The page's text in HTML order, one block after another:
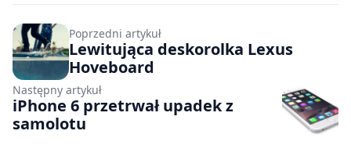
Poprzedni artykuł
Lewitująca deskorolka Lexus
Hoveboard
Następny artykuł
iPhone 6 przetrwał upadek z
samolotu